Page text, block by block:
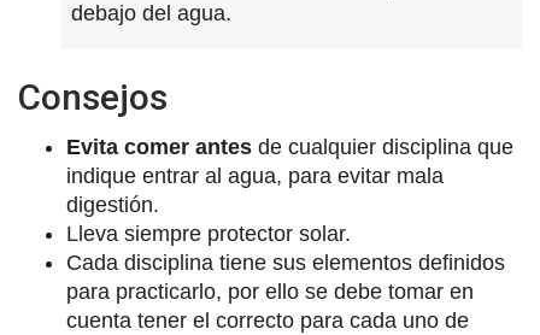
debajo del agua.
Consejos
Evita comer antes de cualquier disciplina que
indique entrar al agua, para evitar mala
digestión.
Lleva siempre protector solar.
Cada disciplina tiene sus elementos definidos
para practicarlo, por ello se debe tomar en
cuenta tener el correcto para cada uno de